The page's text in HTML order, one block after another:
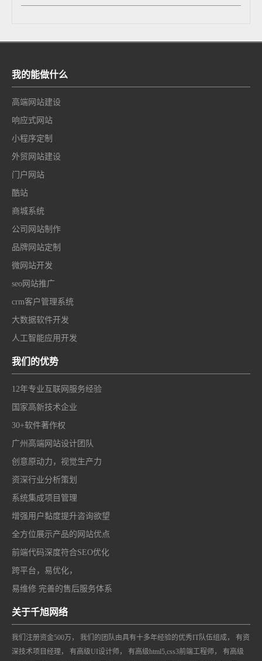
我的能做什么
高端网站建设
响应式网站
小程序定制
外贸网站建设
门户网站
酷站
商城系统
公司网站制作
品牌网站定制
微网站开发
seo网站推广
crm客户管理系统
大数据软件开发
人工智能应用开发
我们的优势
12年专业互联网服务经验
国家高新技术企业
30+软件著作权
广州高端网站设计团队
创意原动力，视觉生产力
资深行业分析策划
系统集成项目管理
增强用户黏度提升咨询欲望
全方位展示产品的网站优点
前端代码深度符合SEO优化
跨平台，易优化，
易维修 完善的售后服务体系
关于千旭网络
我们注册资金500万， 我们的团队由具有十多年经验的优秀IT队伍组成， 有资
深技术项目经理， 有高级UI设计师， 有高级html5,css3前端工程师， 有高级